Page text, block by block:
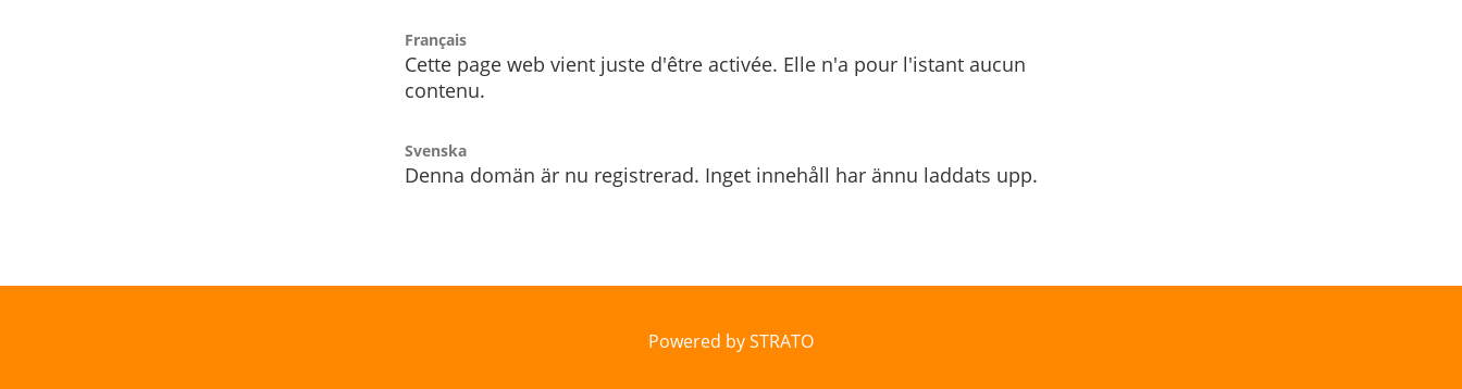
Français
Cette page web vient juste d'être activée. Elle n'a pour l'istant aucun
contenu.
Svenska
Denna domän är nu registrerad. Inget innehåll har ännu laddats upp.
Powered by STRATO